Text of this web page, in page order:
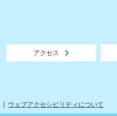
アクセス
ウェブアクセシビリティについて